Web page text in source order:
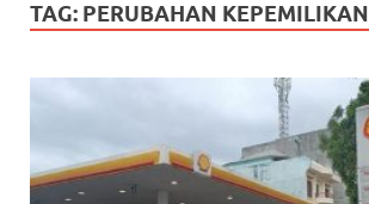
TAG: PERUBAHAN KEPEMILIKAN